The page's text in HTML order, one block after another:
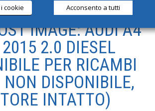
IMAGE: AUDI A4
2.0 DIESEL
PER RICAMBI
DISPONIBILE,
INTATTO)
cookie Acconsento a tutti